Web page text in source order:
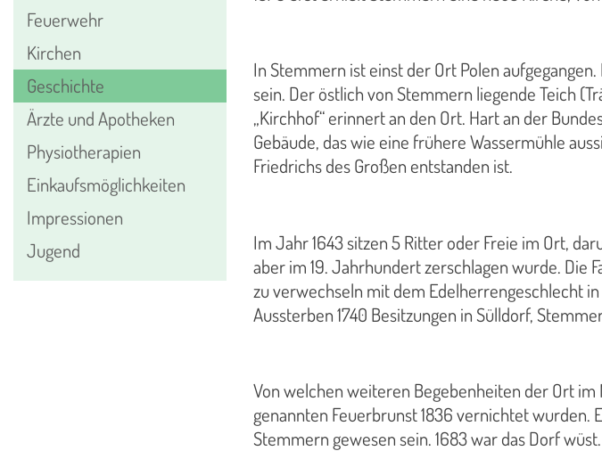
Feuerwehr
Kirchen
Geschichte
Ärzte und Apotheken
Physiotherapien
Einkaufsmöglichkeiten
Impressionen
Jugend
In Stemmern ist einst der Ort Polen
sein. Der östlich von Stemmern liegende Teich
„Kirchhof“ erinnert an den Ort. Hart an der
Gebäude, das wie eine frühere Wassermühle
Friedrichs des Großen entstanden ist.
Im Jahr 1643 sitzen 5 Ritter oder Freie im Ort,
aber im 19. Jahrhundert zerschlagen wurde. Die
zu verwechseln mit dem Edelherrengeschlecht
Aussterben 1740 Besitzungen in Sülldorf,
Von welchen weiteren Begebenheiten der Ort
genannten Feuerbrunst 1836 vernichtet wurden.
Stemmern gewesen sein. 1683 war das Dorf